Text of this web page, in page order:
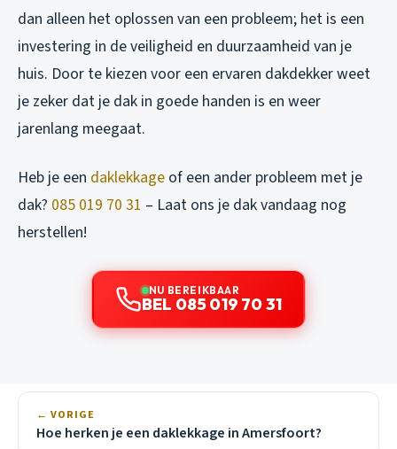
dan alleen het oplossen van een probleem; het is een
investering in de veiligheid en duurzaamheid van je
huis. Door te kiezen voor een ervaren dakdekker weet
je zeker dat je dak in goede handen is en weer
jarenlang meegaat.
Heb je een daklekkage of een ander probleem met je
dak? 085 019 70 31 – Laat ons je dak vandaag nog
herstellen!
NU BEREIKBAAR
BEL 085 019 70 31
← VORIGE
Hoe herken je een daklekkage in Amersfoort?